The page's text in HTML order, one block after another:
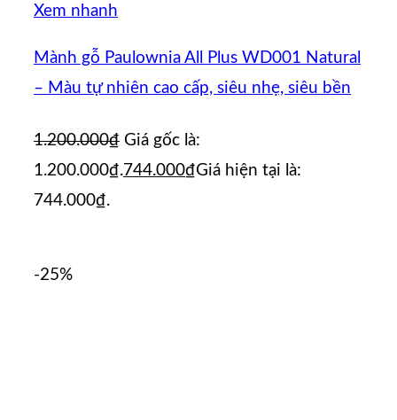
Xem nhanh
Mành gỗ Paulownia All Plus WD001 Natural
– Màu tự nhiên cao cấp, siêu nhẹ, siêu bền
1.200.000₫ Giá gốc là:
1.200.000₫.744.000₫Giá hiện tại là:
744.000₫.
-25%